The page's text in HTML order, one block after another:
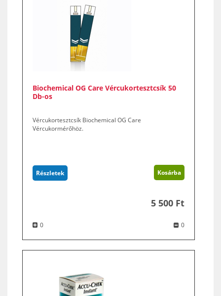
Biochemical OG Care Vércukortesztcsík 50
Db-os
Vércukortesztcsík Biochemical OG Care
Vércukormérőhöz.
Részletek Kosárba
5 500 Ft
0 0